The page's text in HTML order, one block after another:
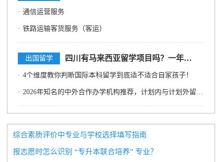
· 通信运营服务
· 铁路运输客货服务（客运）
出国留学 四川有马来西亚留学项目吗？一年多少钱？祥途留学APP帮你算清这笔账！
· 4个维度教你判断国际本科留学到底适不适合自家孩子！
· 2026年知名的中外合作办学机构推荐，计划内与计划外留学项目怎么选，4+0、3+1、2+2国际本科模式深度解析
综合素质评价中专业与学校选择填写指南
报志愿时怎么识别 “专升本联合培养” 专业？